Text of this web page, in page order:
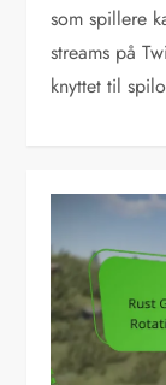
som spillere
streams på
knyttet til